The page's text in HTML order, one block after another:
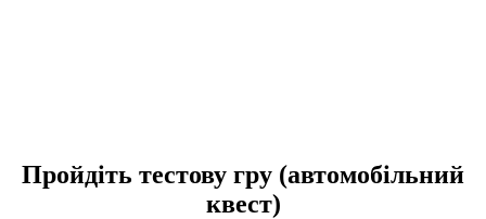
Пройдіть тестову гру (автомобільний
квест)